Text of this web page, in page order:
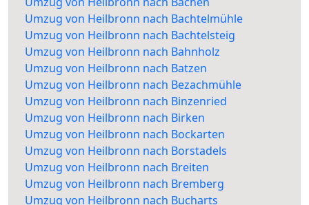
Umzug von Heilbronn nach Bachtelmühle
Umzug von Heilbronn nach Bachtelsteig
Umzug von Heilbronn nach Bahnholz
Umzug von Heilbronn nach Batzen
Umzug von Heilbronn nach Bezachmühle
Umzug von Heilbronn nach Binzenried
Umzug von Heilbronn nach Birken
Umzug von Heilbronn nach Bockarten
Umzug von Heilbronn nach Borstadels
Umzug von Heilbronn nach Breiten
Umzug von Heilbronn nach Bremberg
Umzug von Heilbronn nach Bucharts